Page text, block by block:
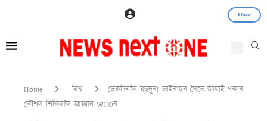
E-Paper
Home বিশ্ব
ভেকচিনলৈ বহুদূৰ! ভাইৰাছৰ সৈতে জীয়াই থকাৰ
কৌশল শিকিবলৈ আহ্বান WHOৰ